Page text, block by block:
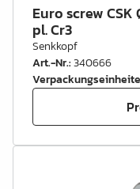
Euro screw
pl. Cr3
Senkkopf
Art.-Nr.:340666